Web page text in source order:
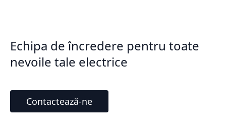
Echipa de încredere pentru toate
nevoile tale electrice
Contactează-ne